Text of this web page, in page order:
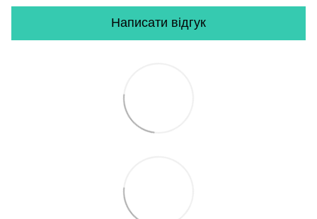
Написати відгук